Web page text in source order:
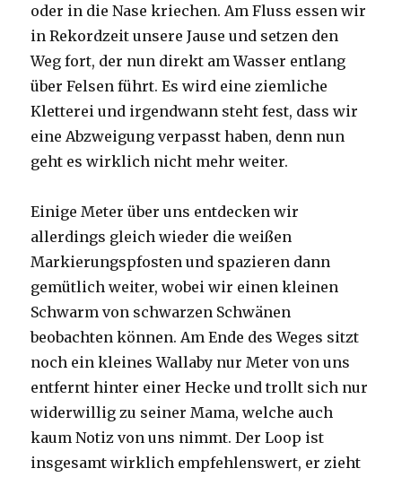
oder in die Nase kriechen. Am Fluss essen wir
in Rekordzeit unsere Jause und setzen den
Weg fort, der nun direkt am Wasser entlang
über Felsen führt. Es wird eine ziemliche
Kletterei und irgendwann steht fest, dass wir
eine Abzweigung verpasst haben, denn nun
geht es wirklich nicht mehr weiter.
Einige Meter über uns entdecken wir
allerdings gleich wieder die weißen
Markierungspfosten und spazieren dann
gemütlich weiter, wobei wir einen kleinen
Schwarm von schwarzen Schwänen
beobachten können. Am Ende des Weges sitzt
noch ein kleines Wallaby nur Meter von uns
entfernt hinter einer Hecke und trollt sich nur
widerwillig zu seiner Mama, welche auch
kaum Notiz von uns nimmt. Der Loop ist
insgesamt wirklich empfehlenswert, er zieht